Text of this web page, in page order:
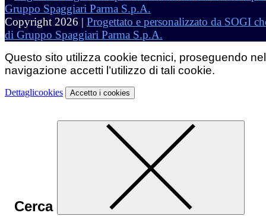
Copyright 2026 | Progettato e personalizzato da SOGI
di Gruppo Spaggiari Parma S.p.A.
Questo sito utilizza cookie tecnici, proseguendo
navigazione accetti l’utilizzo di tali cookie.
Dettaglicookies Accetto i cookies
Cerca